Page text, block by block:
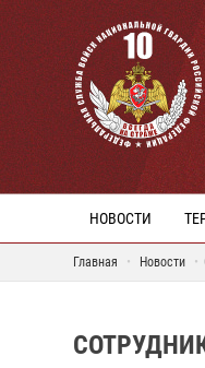
НОВОСТИ
Главная Новости